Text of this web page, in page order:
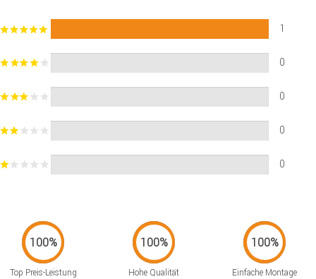
1
0
0
0
0
Top Preis-Leistung Hohe Qualität Einfache Montage